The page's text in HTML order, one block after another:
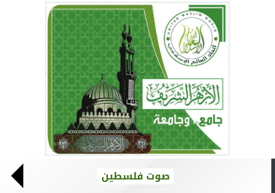
صوت فلسطين